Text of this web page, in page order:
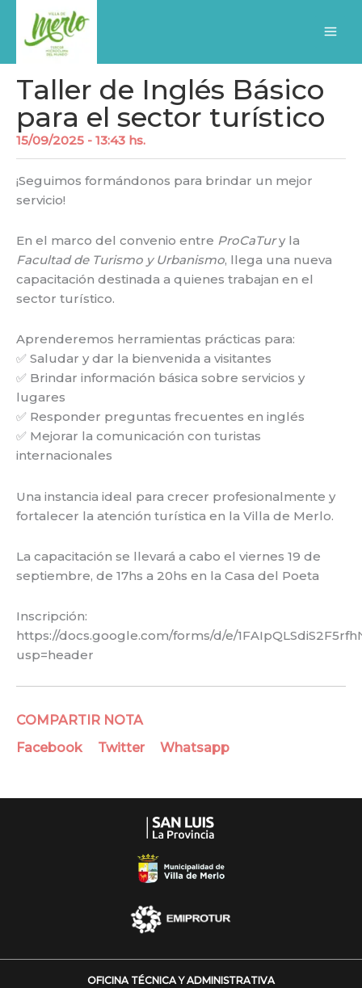
contenido
Taller de Inglés Básico
para el sector turístico
15/09/2025 - 13:43 hs.
¡Seguimos formándonos para brindar un mejor
servicio!
En el marco del convenio entre ProCaTury la
Facultad de Turismo y Urbanismo, llega una nueva
capacitación destinada a quienes trabajan en el
sector turístico.
Aprenderemos herramientas prácticas para:
✅ Saludar y dar la bienvenida a visitantes
✅ Brindar información básica sobre servicios y
lugares
✅ Responder preguntas frecuentes en inglés
✅ Mejorar la comunicación con turistas
internacionales
Una instancia ideal para crecer profesionalmente y
fortalecer la atención turística en la Villa de Merlo.
La capacitación se llevará a cabo el viernes 19 de
septiembre, de 17hs a 20hs en la Casa del Poeta
Inscripción:
https://docs.google.com/forms/d/e/
usp=header
COMPARTIR NOTA
Facebook
Twitter Whatsapp
OFICINA TÉCNICA Y ADMINISTRATIVA